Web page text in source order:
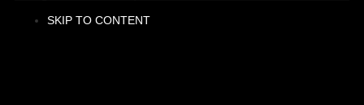
SKIP TO CONTENT